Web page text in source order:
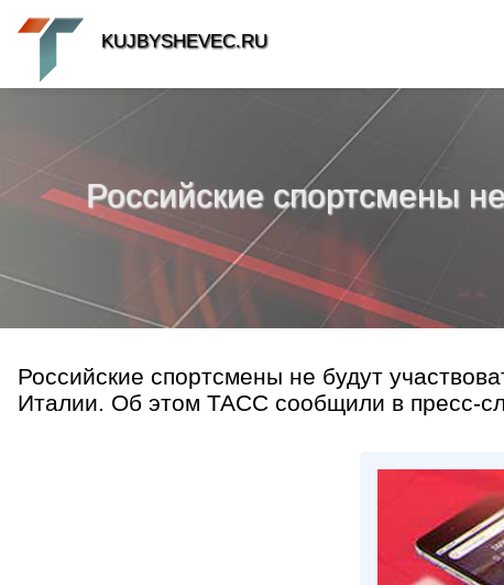
Российские спортсмены
Российские спортсмены не будут
Италии. Об этом ТАСС сообщили в пресс-
KUJBYSHEVEC.RU